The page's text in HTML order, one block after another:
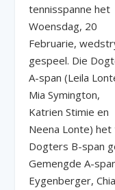
tennisspanne het
Woensdag, 20
Februarie,
gespeel. Die
A-span (Leila
Mia Symington,
Katrien Stimie en
Neena Lonte)
Dogters B-span
Gemengde A-
Eygenberger,